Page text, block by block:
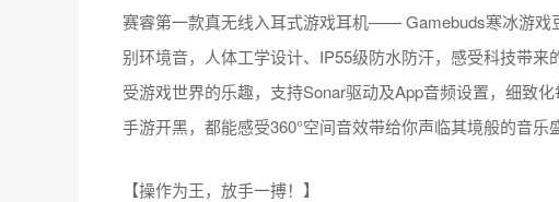
赛睿第一款真无线入耳式游戏耳机—— Gamebuds寒冰游戏
别环境音，人体工学设计、IP55级防水防汗，感受科技带
受游戏世界的乐趣，支持Sonar驱动及App音频设置，细致
手游开黑，都能感受360°空间音效带给你声临其境般的音乐
【操作为王，放手一搏！】